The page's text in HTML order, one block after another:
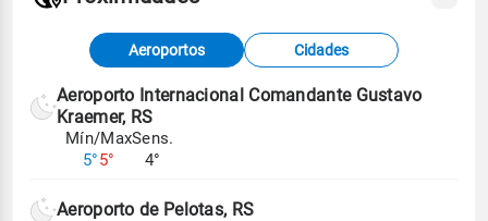
Fonte: dados combinados de estações
meteorológicas e satélite do Centro de Previsão
de Tempo e Estudos Climáticos (CPTEC).
Para obter mais informações sobre os dados
climáticos, clique aqui.
Aeroportos Cidades
Aeroporto Internacional Comandante Gustavo
Kraemer, RS
Mín/Max
5°5°
Sens.
4°
Aeroporto de Pelotas, RS